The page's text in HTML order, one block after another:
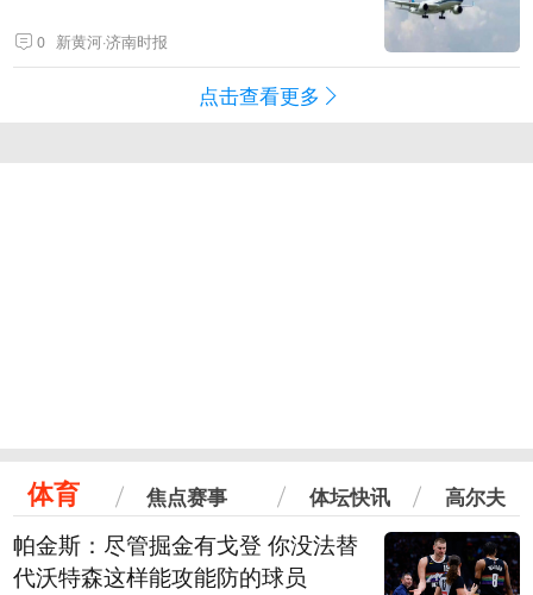
0 新黄河·济南时报
点击查看更多
体育 焦点赛事 体坛快讯 高尔夫
帕金斯：尽管掘金有戈登 你没法替
代沃特森这样能攻能防的球员